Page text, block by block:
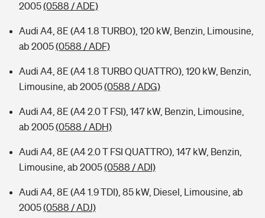
2005(0588 / ADE)
Audi A4, 8E (A4 1.8 TURBO), 120 kW, Benzin, Limousine,
ab 2005(0588 / ADF)
Audi A4, 8E (A4 1.8 TURBO QUATTRO), 120 kW, Benzin,
Limousine, ab 2005(0588 / ADG)
Audi A4, 8E (A4 2.0 T FSI), 147 kW, Benzin, Limousine,
ab 2005(0588 / ADH)
Audi A4, 8E (A4 2.0 T FSI QUATTRO), 147 kW, Benzin,
Limousine, ab 2005(0588 / ADI)
Audi A4, 8E (A4 1.9 TDI), 85 kW, Diesel, Limousine, ab
2005(0588 / ADJ)